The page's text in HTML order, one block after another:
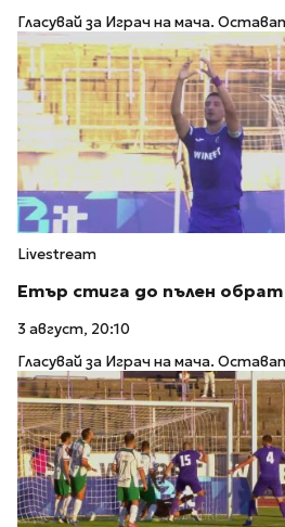
Гласувай за Играч на мача.
Livestream
Етър стига до пълен
3 август, 20:10
Гласувай за Играч на мача.